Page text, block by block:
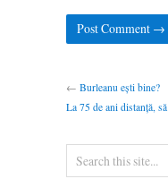
← Burleanu ești bine?
La 75 de ani distanță,